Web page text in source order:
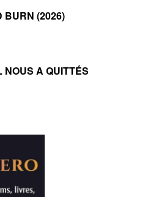
BURN (2026)
NOUS A QUITTÉS